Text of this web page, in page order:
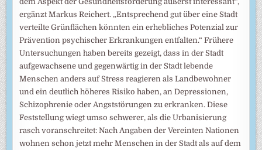
ergänzt Markus Reichert. „Entsprechend gut über eine Stadt
verteilte Grünflächen könnten ein erhebliches Potenzial zur
Prävention psychischer Erkrankungen entfalten.“ Frühere
Untersuchungen haben bereits gezeigt, dass in der Stadt
aufgewachsene und gegenwärtig in der Stadt lebende
Menschen anders auf Stress reagieren als Landbewohner
und ein deutlich höheres Risiko haben, an Depressionen,
Schizophrenie oder Angststörungen zu erkranken. Diese
Feststellung wiegt umso schwerer, als die Urbanisierung
rasch voranschreitet: Nach Angaben der Vereinten Nationen
wohnen schon jetzt mehr Menschen in der Stadt als auf dem